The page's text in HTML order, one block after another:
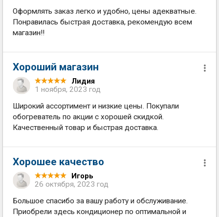
Оформлять заказ легко и удобно, цены адекватные.
Понравилась быстрая доставка, рекомендую всем
магазин!!
Хороший магазин
Лидия
1 ноября, 2023 год
Широкий ассортимент и низкие цены. Покупали
обогреватель по акции с хорошей скидкой.
Качественный товар и быстрая доставка.
Хорошее качество
Игорь
26 октября, 2023 год
Большое спасибо за вашу работу и обслуживание.
Приобрели здесь кондиционер по оптимальной и